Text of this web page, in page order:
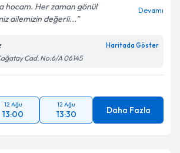
işlenmesine ilişkin
Aydınlatma
okudum ve kişisel verilerimin belirtilen
Takvim Talebini Gönder
hocam. Her zaman gönül
ailemizin değerli...
Devamı
Haritada Göster
Cad. No:6/A 06145
12 Ağu
13:00
12 Ağu
13:30 Daha Fazla